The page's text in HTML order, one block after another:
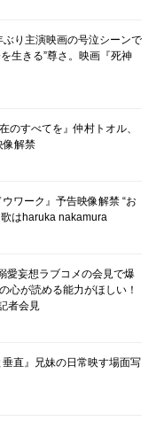
ぶり主演映画の号泣シーンで
生きる”尊さ。映画『死神
のすべてを』仲村トオル、
像解禁
ワーク』予告映像解禁 “お
はharuka nakamura
愛妄想ラブコメの会見で爆
心が読める能力がほしい！
者会見
直』兄妹の日常映す場面写